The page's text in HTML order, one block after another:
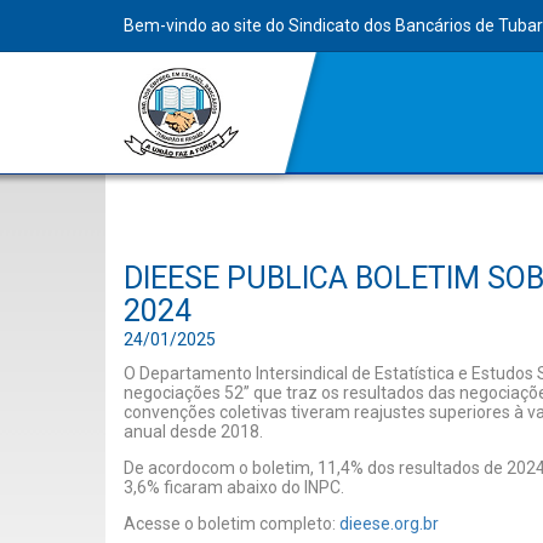
Bem-vindo ao site do Sindicato dos Bancários de
DIEESE PUBLICA BOLETIM
2024
24/01/2025
O Departamento Intersindical de Estatística e Estudos
negociações 52” que traz os resultados das
convenções coletivas tiveram reajustes superiores à
anual desde 2018.
De acordocom o boletim, 11,4% dos resultados de
3,6% ficaram abaixo do INPC.
Acesse o boletim completo: dieese.org.br